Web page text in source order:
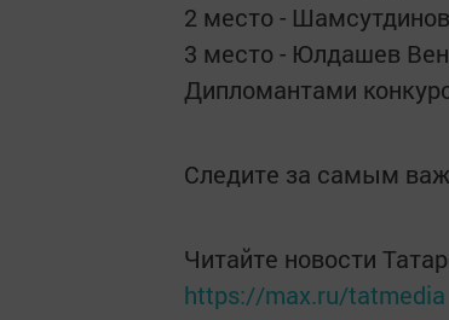
2 место -
3 место - Юлдашев
Дипломантами
Следите за самым
Читайте новости
https://max.ru/tatmedia